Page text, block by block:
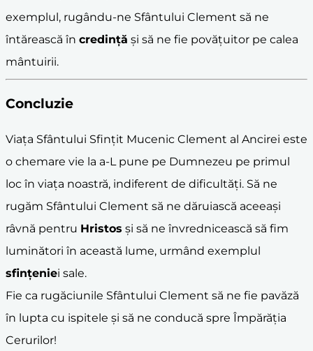
exemplul, rugându-ne Sfântului Clement să ne
întărească în credință și să ne fie povățuitor pe calea
mântuirii.
Concluzie
Viața Sfântului Sfințit Mucenic Clement al Ancirei este
o chemare vie la a-L pune pe Dumnezeu pe primul
loc în viața noastră, indiferent de dificultăți. Să ne
rugăm Sfântului Clement să ne dăruiască aceeași
râvnă pentru Hristos și să ne învrednicească să fim
luminători în această lume, urmând exemplul
sfințeniei sale.
Fie ca rugăciunile Sfântului Clement să ne fie pavăză
în lupta cu ispitele și să ne conducă spre Împărăția
Cerurilor!